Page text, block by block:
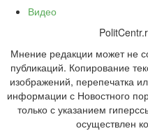
Видео
Мнение редакции может не
публикаций. Копирование
изображений, перепечатка
информации с Новостного
только с указанием
осуществлен